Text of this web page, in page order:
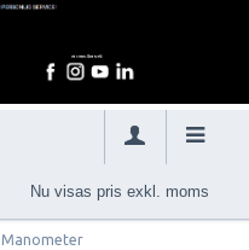
Nu visas pris exkl. moms
Manometer